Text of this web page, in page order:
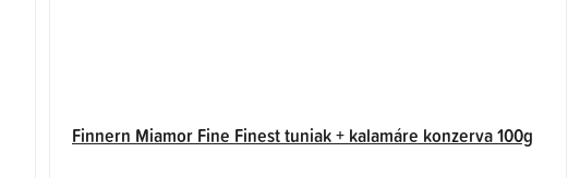
Finnern Miamor Fine Finest tuniak + kalamáre konzerva 100g